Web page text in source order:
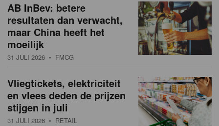
AB InBev: betere
resultaten dan verwacht,
maar China heeft het
moeilijk
31 JULI 2026 • FMCG
Vliegtickets, elektriciteit
en vlees deden de prijzen
stijgen in juli
31 JULI 2026 • RETAIL